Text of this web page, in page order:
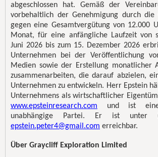
abgeschlossen hat. Gemäß der
vorbehaltlich der Genehmigung durch die
gegen eine Gesamtvergütung von 12.000
Monat, für eine anfängliche Laufzeit von
Juni 2026 bis zum 15. Dezember 2026
Unternehmen bei der Veröffentlichung
Medien sowie der Erstellung monatlicher
zusammenarbeiten, die darauf abzielen,
Unternehmen zu entwickeln. Herr Epstein
Unternehmens als wirtschaftlicher
www.epsteinresearch.com und ist eine
unabhängige Partei. Er ist unter
epstein.peter4@gmail.com erreichbar.
Über Graycliff Exploration Limited